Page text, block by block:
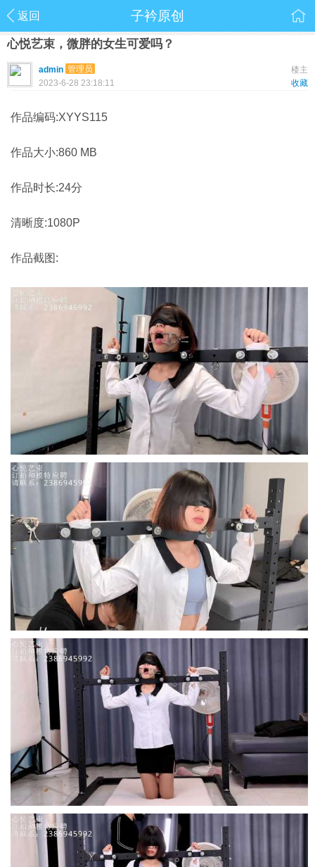
返回 子衿原创
心悦艺束，微胖的女生可爱吗？
楼主
admin 管理员
收藏
2023-6-28 23:18:11
作品编码:XYYS115
作品大小:860 MB
作品时长:24分
清晰度:1080P
作品截图: